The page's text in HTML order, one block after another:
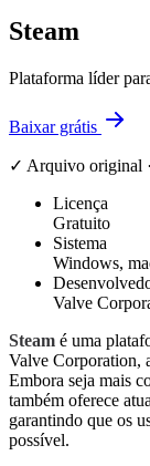
Steam
Plataforma líder
Baixar grátis
✓ Arquivo original
Licença
Gratuito
Sistema
Windows,
Valve
Steam é uma
Valve Corporation,
Embora seja mais
também oferece
garantindo que os
possível.